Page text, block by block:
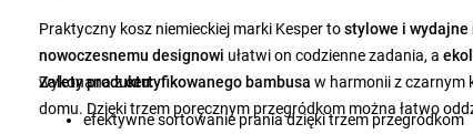
Praktyczny kosz niemieckiej marki Kesper tostylowe i wydajne
nowoczesnemu designowi ułatwi on codzienne zadania, a
wykonana zcertyfikowanego bambusa w harmonii z czarnym
domu. Dzięki trzem poręcznym przegródkom można łatwo
Zalety produktu:
efektywne sortowanie prania dzięki trzem przegródkom